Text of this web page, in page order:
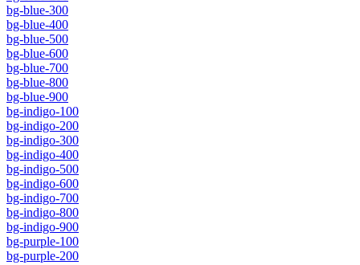
bg-blue-300
bg-blue-400
bg-blue-500
bg-blue-600
bg-blue-700
bg-blue-800
bg-blue-900
bg-indigo-100
bg-indigo-200
bg-indigo-300
bg-indigo-400
bg-indigo-500
bg-indigo-600
bg-indigo-700
bg-indigo-800
bg-indigo-900
bg-purple-100
bg-purple-200